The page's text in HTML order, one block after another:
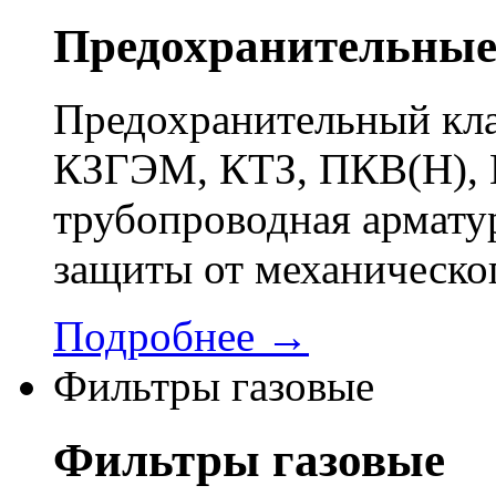
Предохранительный
КЗГЭМ, КТЗ,
трубопроводная
защиты от
Подробнее →
Фильтры газовые
Фильтры газовые